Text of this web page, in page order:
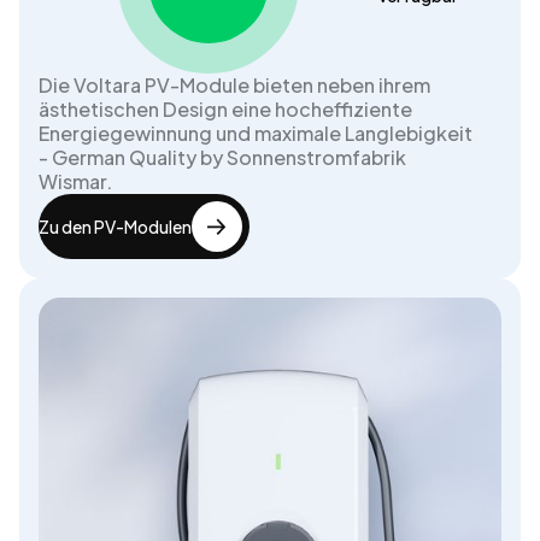
Die Voltara PV-Module bieten neben ihrem
ästhetischen Design eine hocheffiziente
Energiegewinnung und maximale Langlebigkeit
- German Quality by Sonnenstromfabrik
Wismar.
Zu den PV-Modulen